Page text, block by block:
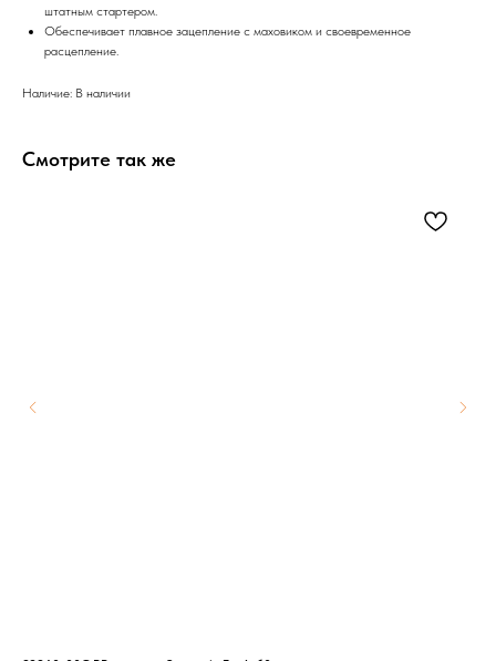
штатным стартером.
Обеспечивает плавное зацепление с маховиком и своевременное
расцепление.
Наличие: В наличии
Смотрите так же